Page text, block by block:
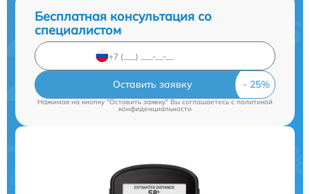
Бесплатная консультация со
специалистом
Оставить заявку
Нажимая на кнопку "Оставить заявку" Вы соглашаетесь cполитикой
конфиденциальности